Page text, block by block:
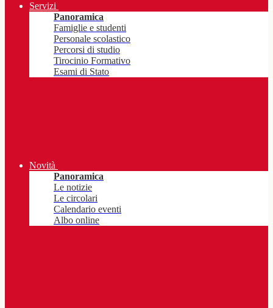
Servizi
Panoramica
Famiglie e studenti
Personale scolastico
Percorsi di studio
Tirocinio Formativo
Esami di Stato
Novità
Panoramica
Le notizie
Le circolari
Calendario eventi
Albo online